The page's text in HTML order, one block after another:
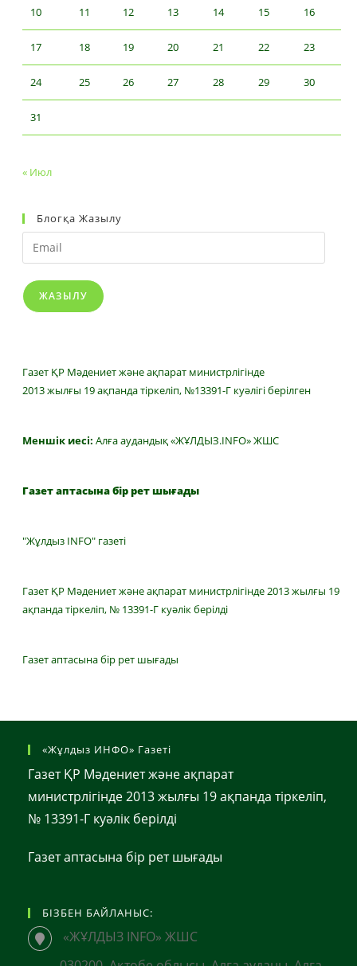
10 11 12 13 14 15 16
17 18 19 20 21 22 23
24 25 26 27 28 29 30
31
« Июл
Блогқа Жазылу
Email
ЖАЗЫЛУ
Газет ҚР Мәдениет және ақпарат министрлігінде
2013 жылғы 19 ақпанда тіркеліп, №13391-Г куәлігі берілген
Меншік иесі: Алға аудандық «ЖҰЛДЫЗ.INFO» ЖШС
Газет аптасына бір рет шығады
"Жұлдыз INFO" газеті
Газет ҚР Мәдениет және ақпарат министрлігінде 2013 жылғы 19
ақпанда тіркеліп, № 13391-Г куәлік берілді
Газет аптасына бір рет шығады
«Жұлдыз ИНФО» Газеті
Газет ҚР Мәдениет және ақпарат
министрлігінде 2013 жылғы 19 ақпанда тіркеліп,
№ 13391-Г куәлік берілді
Газет аптасына бір рет шығады
БІЗБЕН БАЙЛАНЫС:
«ЖҰЛДЫЗ INFO» ЖШС